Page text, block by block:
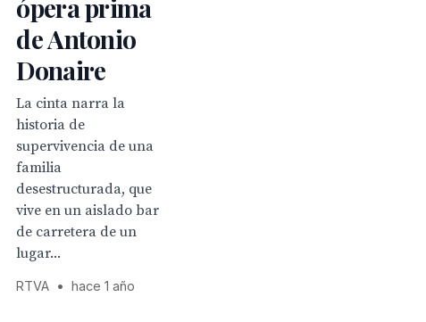
ópera prima
de Antonio
Donaire
La cinta narra la
historia de
supervivencia de una
familia
desestructurada, que
vive en un aislado bar
de carretera de un
lugar...
RTVA • hace 1 año